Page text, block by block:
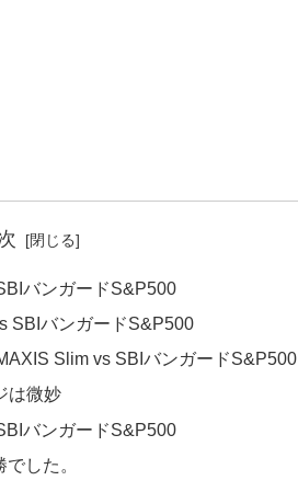
バンガードS&P500
SBIバンガードS&P500
Slim vs SBIバンガードS&P500
は微妙
バンガードS&P500
した。